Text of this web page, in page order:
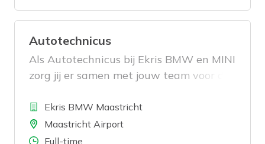
Autotechnicus
Als Autotechnicus bij Ekris BMW en MINI
zorg jij er samen met jouw team voor dat
neergezet op het gebied van onderhoud,
reparatie, diagnose stellen en service
verlenen aan de klant. Daarvoor wordt jij
BedrijfEkris BMW Maastricht
LocatieMaastricht Airport
Aantal uren
Full-time